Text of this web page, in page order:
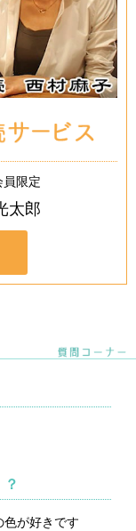
限定
太郎
が好きです